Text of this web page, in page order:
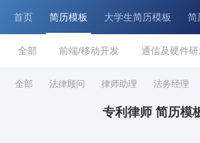
首页 简历模板 大学生简历模板 简
全部 前端/移动开发 通信及硬件
全部 法律顾问 律师助理 法务经理
专利律师 简历模